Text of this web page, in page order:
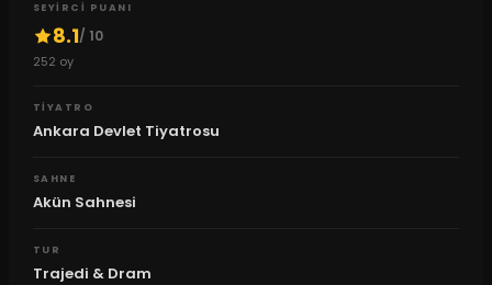
SEYIRCI PUANI
8.1/ 10
252 oy
TIYATRO
Ankara Devlet Tiyatrosu
SAHNE
Akün Sahnesi
TUR
Trajedi & Dram